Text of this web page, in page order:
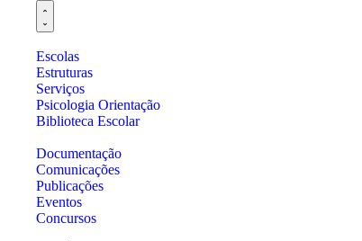
Escolas
Estruturas
Serviços
Psicologia Orientação
Biblioteca Escolar
Documentação
Comunicações
Publicações
Eventos
Concursos